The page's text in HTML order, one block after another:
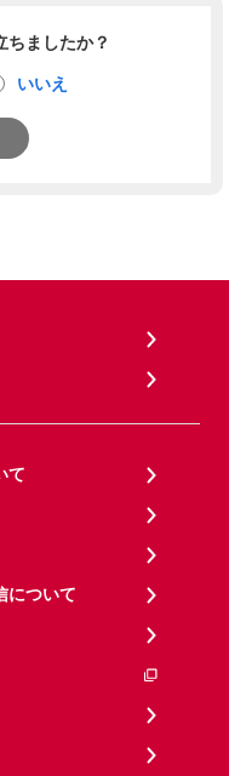
ちましたか？
いいえ
て
について